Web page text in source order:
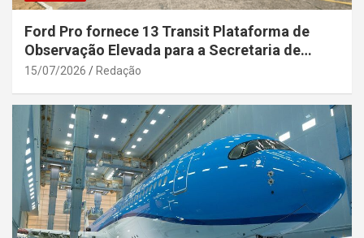
Ford Pro fornece 13 Transit Plataforma de
Observação Elevada para a Secretaria de
Segurança Pública da Bahia
15/07/2026 Redação